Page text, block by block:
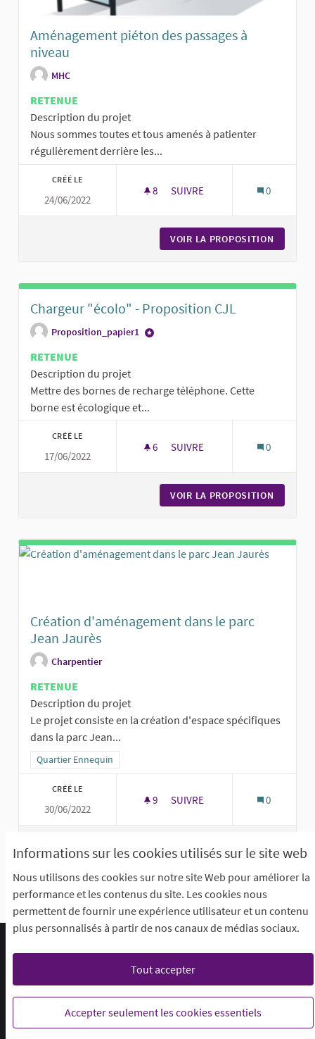
Informations sur les cookies utilisés sur le site web
Nous utilisons des cookies sur notre site Web pour améliorer la
performance et les contenus du site. Les cookies nous
permettent de fournir une expérience utilisateur et un contenu
plus personnalisés à partir de nos canaux de médias sociaux.
Tout accepter
Accepter seulement les cookies essentiels
Aménagement piéton des passages à
niveau
MHC
RETENUE
Description du projet
Nous sommes toutes et tous amenés à patienter
régulièrement derrière les...
CRÉÉ LE
24/06/2022
8 8 ABONNÉS
SUIVRE 0
VOIR LA PROPOSITION
Chargeur "écolo" - Proposition CJL
Proposition_papier1
RETENUE
Description du projet
Mettre des bornes de recharge téléphone. Cette
borne est écologique et...
CRÉÉ LE
17/06/2022
6 6 ABONNÉS
SUIVRE 0
VOIR LA PROPOSITION
Création d'aménagement dans le parc
Jean Jaurès
Charpentier
RETENUE
Description du projet
Le projet consiste en la création d'espace spécifiques
dans la parc Jean...
Filtrer les résultats pour le secteur : Quartier Ennequin
Quartier Ennequin
CRÉÉ LE
30/06/2022
9 9 ABONNÉS
SUIVRE 0
VOIR LA PROPOSITION
Voir toutes les propositions retirées
Conditions générales d'utilisation
Mentions légales
Paramètres des cookies
Je participe @ Loos sur X
Je participe @ Loos sur Facebook
Je participe @ Loos sur
Je participe @ Loos sur